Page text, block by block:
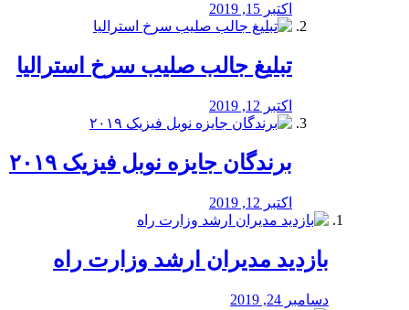
اکتبر 15, 2019
تبلیغ جالب صلیب سرخ استرالیا
اکتبر 12, 2019
برندگان جایزه نوبل فیزیک ۲۰۱۹
اکتبر 12, 2019
بازدید مدیران ارشد وزارت راه
دسامبر 24, 2019